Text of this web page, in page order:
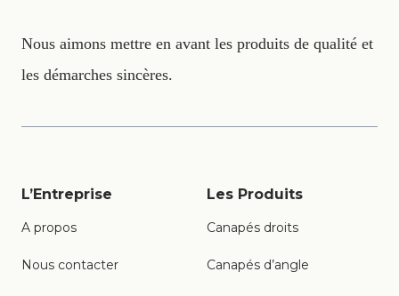
Nous aimons mettre en avant les produits de qualité et
les démarches sincères.
L’Entreprise
A propos
Nous contacter
Les Produits
Canapés droits
Canapés d’angle